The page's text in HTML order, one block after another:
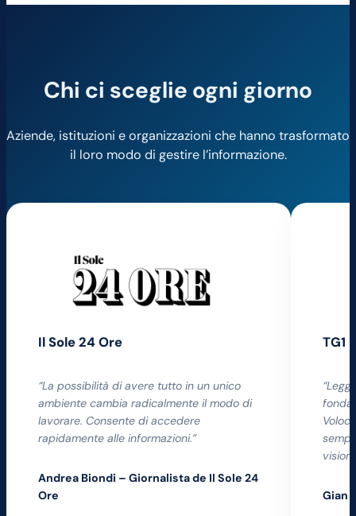
Chi ci sceglie ogni giorno
Aziende, istituzioni e organizzazioni che hanno trasformato
il loro modo di gestire l’informazione.
Il Sole 24 Ore
“La possibilità di avere tutto in un unico
ambiente cambia radicalmente il modo di
lavorare. Consente di accedere
rapidamente alle informazioni.”
Andrea Biondi – Giornalista de Il Sole 24
Ore
TG1
Gian